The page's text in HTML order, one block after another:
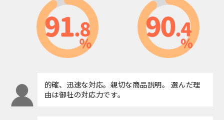
的確、迅速な対応。親切な商品説明。 選んだ理
由は御社の対応力です。